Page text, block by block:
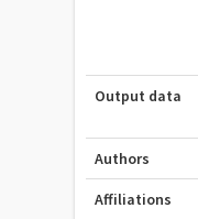
Output data
Authors
Affiliations